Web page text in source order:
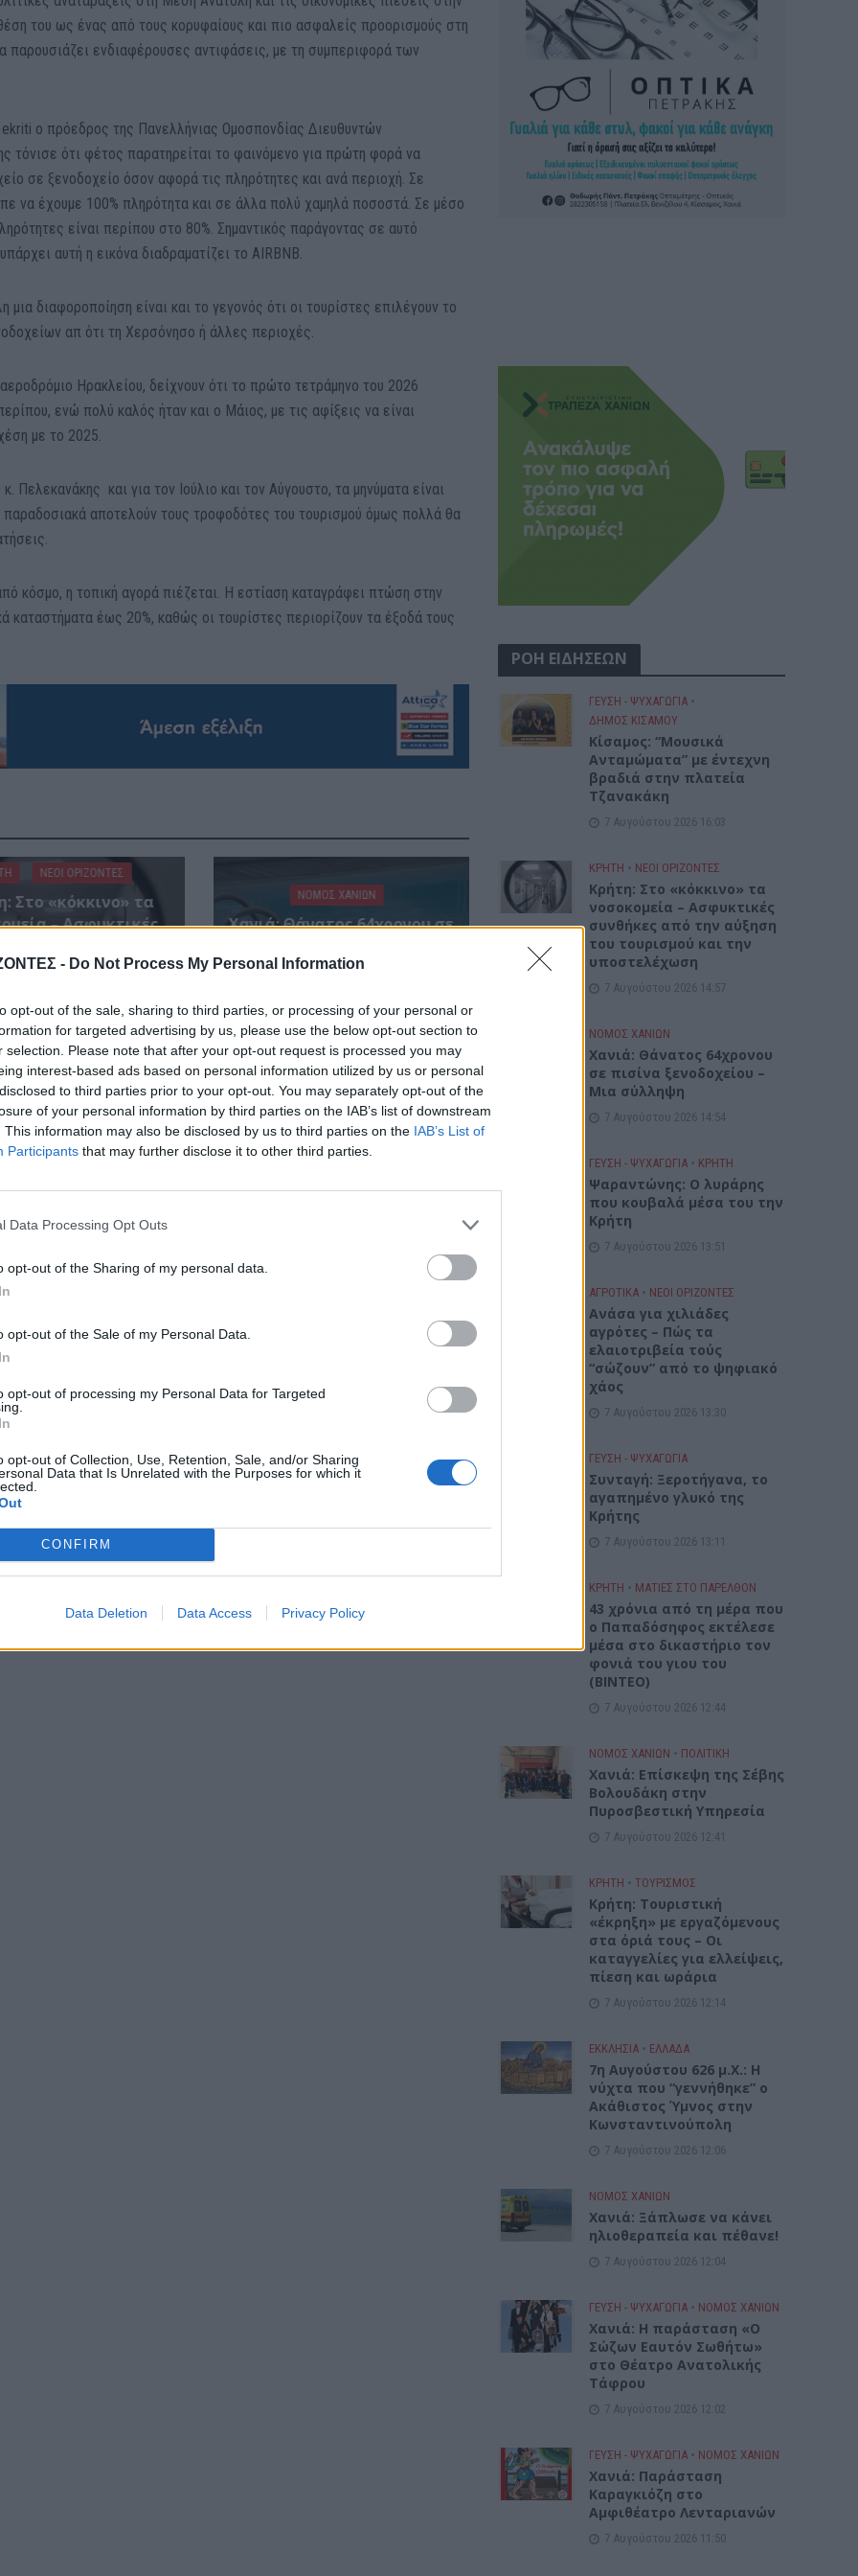
- Do Not Process My Personal Information
opt-out of the sale, sharing to third parties, or processing of your personal or
for targeted advertising by us, please use the below opt-out section to
selection. Please note that after your opt-out request is processed you may
interest-based ads based on personal information utilized by us or personal
to third parties prior to your opt-out. You may separately opt-out of the
of your personal information by third parties on the IAB’s list of downstream
This information may also be disclosed by us to third parties on the IAB’s List of
Participants that may further disclose it to other third parties.
Data Processing Opt Outs
opt-out of the Sharing of my personal data.
opt-out of the Sale of my Personal Data.
opt-out of processing my Personal Data for Targeted
opt-out of Collection, Use, Retention, Sale, and/or Sharing
Data that Is Unrelated with the Purposes for which it
CONFIRM
Data Deletion Data Access Privacy Policy
του ως ένας από τους κορυφαίους και πιο ασφαλείς προορισμούς στη
παρουσιάζει ενδιαφέρουσες αντιφάσεις, με τη συμπεριφορά των
o πρόεδρος της Πανελλήνιας Ομοσπονδίας Διευθυντών
τόνισε ότι φέτος παρατηρείται το φαινόμενο για πρώτη φορά να
σε ξενοδοχείο όσον αφορά τις πληρότητες και ανά περιοχή. Σε
να έχουμε 100% πληρότητα και σε άλλα πολύ χαμηλά ποσοστά. Σε μέσο
είναι περίπου στο 80%. Σημαντικός παράγοντας σε αυτό
αυτή η εικόνα διαδραματίζει το AIRBNB.
διαφοροποίηση είναι και το γεγονός ότι οι τουρίστες επιλέγουν το
απ ότι τη Χερσόνησο ή άλλες περιοχές.
Ηρακλείου, δείχνουν ότι το πρώτο τετράμηνο του 2026
ενώ πολύ καλός ήταν και ο Μάιος, με τις αφίξεις να είναι
με το 2025.
Πελεκανάκης και για τον Ιούλιο και τον Αύγουστο, τα μηνύματα είναι
αποτελούν τους τροφοδότες του τουρισμού όμως πολλά θα
κόσμο, η τοπική αγορά πιέζεται. Η εστίαση καταγράφει πτώση στην
καταστήματα έως 20%, καθώς οι τουρίστες περιορίζουν τα έξοδά τους
ΝΕΟΙ ΟΡΙΖΟΝΤΕΣ
Στο «κόκκινο» τα
– Ασφυκτικές
και την
7 Αυγούστου 2026
ΝΟΜΌΣ ΧΑΝΊΩΝ
Χανιά: Θάνατος 64χρονου σε
σύλληψη
ΡΟΗ ΕΙΔΗΣΕΩΝ
ΓΕΎΣΗ - ΨΥΧΑΓΩΓΊΑ •
ΔΉΜΟΣ ΚΙΣΆΜΟΥ
Κίσαμος: “Μουσικά
Ανταμώματα” με έντεχνη
βραδιά στην πλατεία
Τζανακάκη
7 Αυγούστου 2026 16:03
ΚΡΗΤΗ • ΝΕΟΙ ΟΡΙΖΟΝΤΕΣ
Κρήτη: Στο «κόκκινο» τα
νοσοκομεία – Ασφυκτικές
συνθήκες από την αύξηση
του τουρισμού και την
υποστελέχωση
7 Αυγούστου 2026 14:57
ΝΟΜΌΣ ΧΑΝΊΩΝ
Χανιά: Θάνατος 64χρονου
σε πισίνα ξενοδοχείου –
Μια σύλληψη
7 Αυγούστου 2026 14:54
ΓΕΎΣΗ - ΨΥΧΑΓΩΓΊΑ • ΚΡΗΤΗ
Ψαραντώνης: Ο λυράρης
που κουβαλά μέσα του την
Κρήτη
7 Αυγούστου 2026 13:51
ΑΓΡΟΤΙΚΑ • ΝΕΟΙ ΟΡΙΖΟΝΤΕΣ
Ανάσα για χιλιάδες
αγρότες – Πώς τα
ελαιοτριβεία τούς
“σώζουν” από το ψηφιακό
χάος
7 Αυγούστου 2026 13:30
ΓΕΎΣΗ - ΨΥΧΑΓΩΓΊΑ
Συνταγή: Ξεροτήγανα, το
αγαπημένο γλυκό της
Κρήτης
7 Αυγούστου 2026 13:11
ΚΡΗΤΗ • ΜΑΤΙΕΣ ΣΤΟ ΠΑΡΕΛΘΟΝ
43 χρόνια από τη μέρα που
ο Παπαδόσηφος εκτέλεσε
μέσα στο δικαστήριο τον
φονιά του γιου του
(ΒΙΝΤΕΟ)
7 Αυγούστου 2026 12:44
ΝΟΜΌΣ ΧΑΝΊΩΝ • ΠΟΛΙΤΙΚΗ
Xανιά: Επίσκεψη της Σέβης
Βολουδάκη στην
Πυροσβεστική Υπηρεσία
7 Αυγούστου 2026 12:41
ΚΡΗΤΗ • ΤΟΥΡΙΣΜΟΣ
Κρήτη: Τουριστική
«έκρηξη» με εργαζόμενους
στα όριά τους – Οι
καταγγελίες για ελλείψεις,
πίεση και ωράρια
7 Αυγούστου 2026 12:14
ΕΚΚΛΗΣΙΑ • ΕΛΛΑΔΑ
7η Αυγούστου 626 μ.Χ.: Η
νύχτα που “γεννήθηκε” ο
Ακάθιστος Ύμνος στην
Κωνσταντινούπολη
7 Αυγούστου 2026 12:06
ΝΟΜΌΣ ΧΑΝΊΩΝ
Χανιά: Ξάπλωσε να κάνει
ηλιοθεραπεία και πέθανε!
7 Αυγούστου 2026 12:04
ΓΕΎΣΗ - ΨΥΧΑΓΩΓΊΑ • ΝΟΜΌΣ ΧΑΝΊΩΝ
Χανιά: Η παράσταση «Ο
Σώζων Εαυτόν Σωθήτω»
στο Θέατρο Ανατολικής
Τάφρου
7 Αυγούστου 2026 12:02
ΓΕΎΣΗ - ΨΥΧΑΓΩΓΊΑ • ΝΟΜΌΣ ΧΑΝΊΩΝ
Xανιά: Παράσταση
Καραγκιόζη στο
Αμφιθέατρο Λενταριανών
7 Αυγούστου 2026 11:50